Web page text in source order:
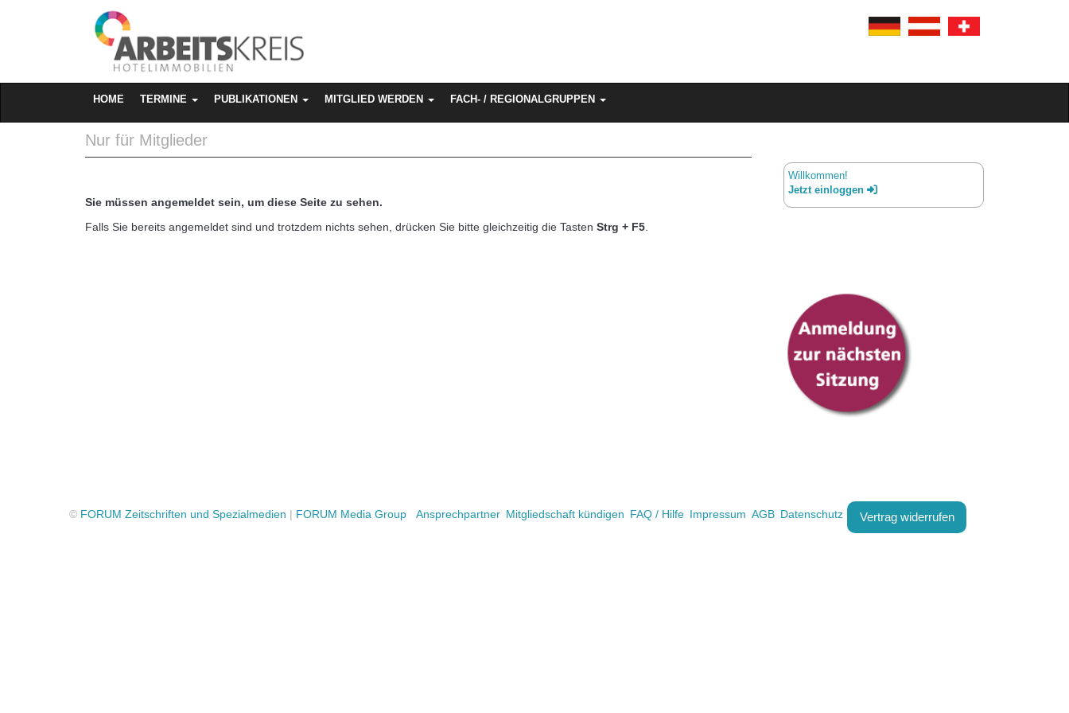
HOME
TERMINE PUBLIKATIONEN MITGLIED WERDEN FACH- / REGIONALGRUPPEN
Nur für Mitglieder
Sie müssen angemeldet sein, um diese Seite zu sehen.
Falls Sie bereits angemeldet sind und trotzdem nichts sehen, drücken Sie bitte gleichzeitig die Tasten Strg + F5
Willkommen!
Jetzt einloggen
© FORUM Zeitschriften und Spezialmedien | FORUM Media Group Ansprechpartner Mitgliedschaft kündigen FAQ / Hilfe Impressum AGB Datenschutz Vertrag widerrufen